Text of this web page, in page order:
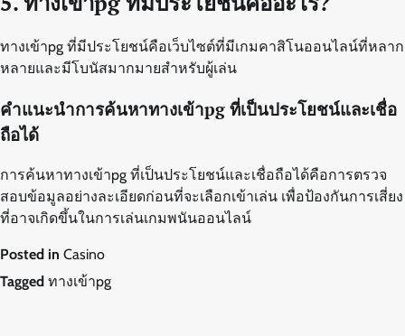
ทางเข้าpg ที่มีประโยชน์คือเว็บไซต์ที่มีเกมคาสิโนออนไลน์ที่หลาก
หลายและมีโบนัสมากมายสำหรับผู้เล่น
คำแนะนำการค้นหาทางเข้าpg ที่เป็นประโยชน์และเชื่อ
ถือได้
การค้นหาทางเข้าpg ที่เป็นประโยชน์และเชื่อถือได้คือการตรวจ
สอบข้อมูลอย่างละเอียดก่อนที่จะเลือกเข้าเล่น เพื่อป้องกันการเสี่ยง
ที่อาจเกิดขึ้นในการเล่นเกมพนันออนไลน์
Posted in Casino
Tagged ทางเข้าpg